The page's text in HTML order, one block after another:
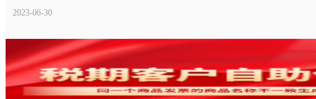
2023-06-30